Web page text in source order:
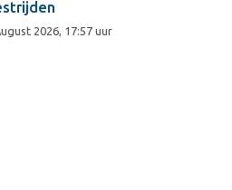
2026, 17:57 uur